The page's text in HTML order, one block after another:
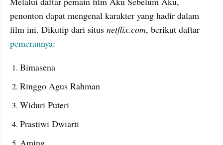
penonton dapat mengenal karakter yang hadir dalam
film ini. Dikutip dari situs netflix.com
pemerannya:
Bimasena
Ringgo Agus Rahman
Widuri Puteri
Prastiwi Dwiarti
Aming